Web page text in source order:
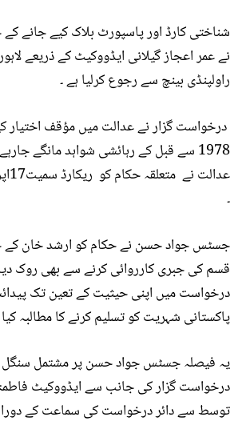
شناختی کارڈ اور پاسپورٹ بلاک کیے جانے
نے عمر اعجاز گیلانی ایڈووکیٹ کے ذریعے
راولپنڈی بینچ سے رجوع کرلیا ہے ۔
درخواست گزار نے عدالت میں مؤقف اختیار
1978 سے قبل کے رہائشی شواہد مانگے
۔
جسٹس جواد حسن نے حکام کو ارشد خان
قسم کی جبری کارروائی کرنے سے بھی روک
درخواست میں اپنی حیثیت کے تعین تک
پاکستانی شہریت کو تسلیم کرنے کا مطالبہ کیا
یہ فیصلہ جسٹس جواد حسن پر مشتمل سنگل
درخواست گزار کی جانب سے ایڈووکیٹ
توسط سے دائر درخواست کی سماعت کے